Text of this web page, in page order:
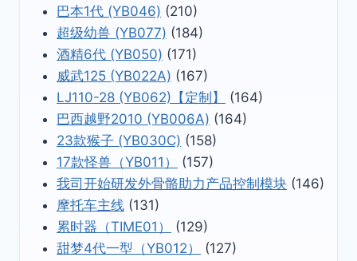
巴本1代 (YB046) (210)
超级幼兽 (YB077) (184)
酒精6代 (YB050) (171)
威武125 (YB022A) (167)
LJ110-28 (YB062)【定制】
(164)
巴西越野2010 (YB006A) (164)
23款猴子 (YB030C) (158)
17款怪兽（YB011）
(157)
我司开始研发外骨骼助力产品控制模块 (146)
摩托车主线 (131)
累时器（TIME01）
(129)
甜梦4代一型（YB012）
(127)